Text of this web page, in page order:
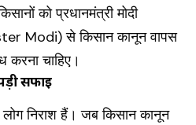
को प्रधानमंत्री मोदी
Modi) से किसान कानून वापस
करना चाहिए।
सफाई
निराश हैं। जब किसान कानून